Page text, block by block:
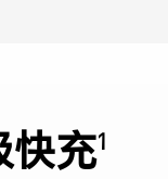
快充1